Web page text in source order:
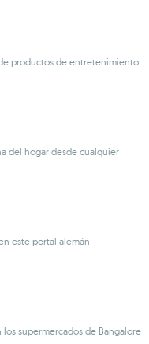
productos de entretenimiento
del hogar desde cualquier
este portal alemán
los supermercados de Bangalore